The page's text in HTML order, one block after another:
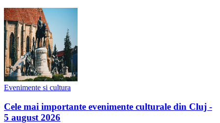
Evenimente si cultura
Cele mai importante evenimente culturale din Cluj -
5 august 2026